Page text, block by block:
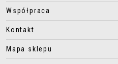
Współpraca
Kontakt
Mapa sklepu